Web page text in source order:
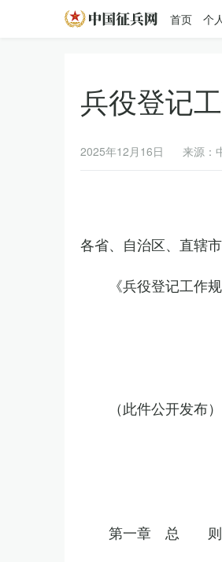
首页 个
兵役登记
2025年12月16日 来源：
各省、自治区、直辖
《兵役登记工作
（此件公开发布）
第一章 总 则